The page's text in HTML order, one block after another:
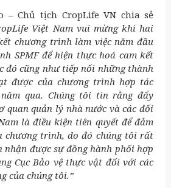
– Chủ tịch CropLife VN chia sẻ
Việt Nam vui mừng khi hai
chương trình làm việc năm đầu
SPMF để hiện thực hoá cam kết
đó cũng như tiếp nối những thành
được của chương trình hợp tác
qua. Chúng tôi tin rằng đẩy
quan quản lý nhà nước và các đối
là điều kiện tiên quyết để đảm
chương trình, do đó chúng tôi rất
được sự đồng hành phối hợp
Cục Bảo vệ thực vật đối với các
của chúng tôi.”